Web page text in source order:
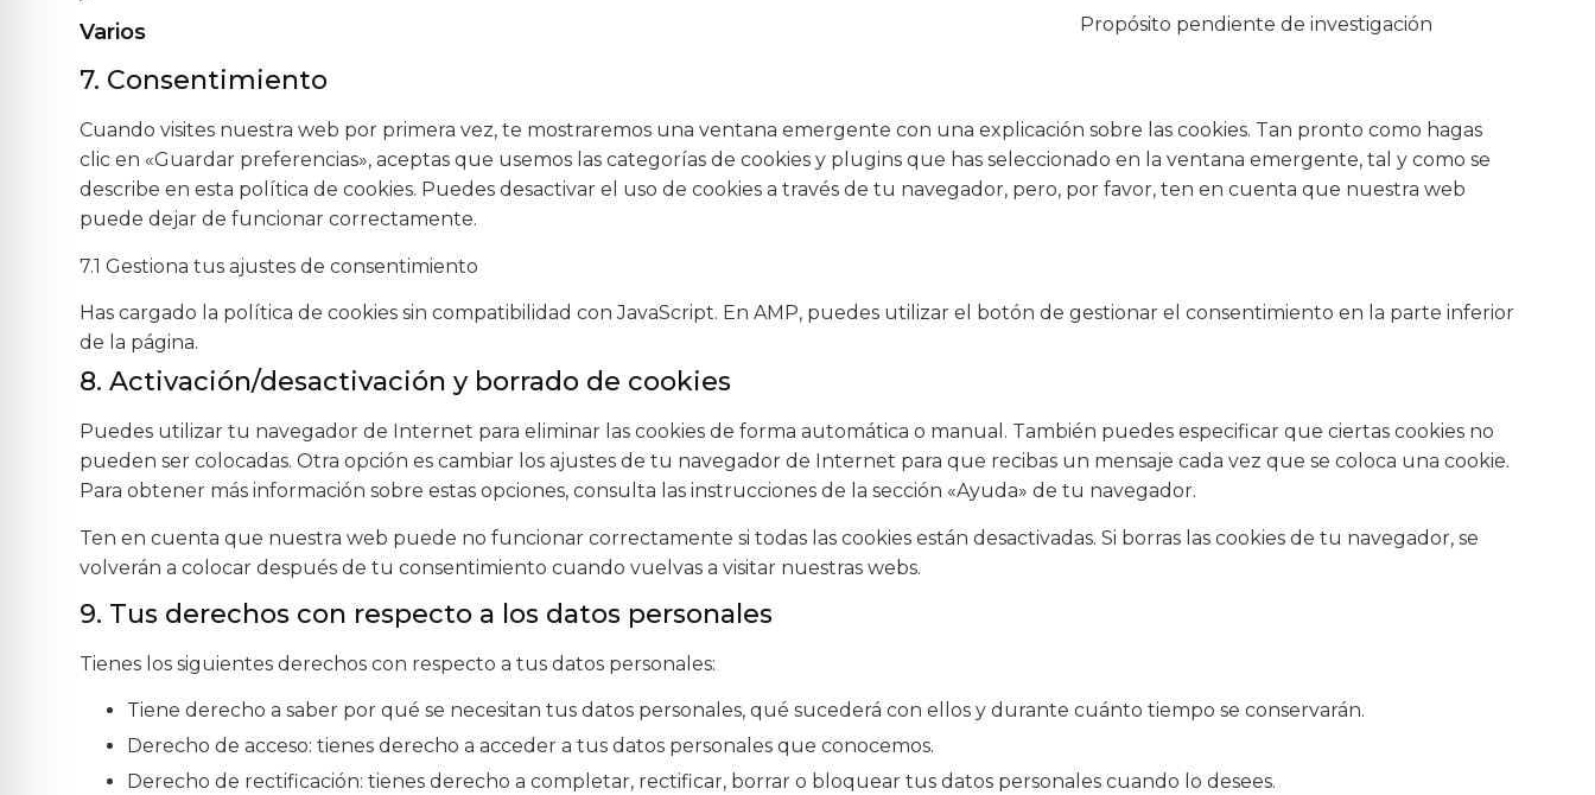
Varios Propósito pendiente de investigación
7. Consentimiento
Cuando visites nuestra web por primera vez, te mostraremos una ventana emergente con una explicación sobre las cookies. Tan pronto como hagas
clic en «Guardar preferencias», aceptas que usemos las categorías de cookies y plugins que has seleccionado en la ventana emergente, tal y como se
describe en esta política de cookies. Puedes desactivar el uso de cookies a través de tu navegador, pero, por favor, ten en cuenta que nuestra web
puede dejar de funcionar correctamente.
7.1 Gestiona tus ajustes de consentimiento
Has cargado la política de cookies sin compatibilidad con JavaScript. En AMP, puedes utilizar el botón de gestionar el consentimiento en la parte inferior
de la página.
8. Activación/desactivación y borrado de cookies
Puedes utilizar tu navegador de Internet para eliminar las cookies de forma automática o manual. También puedes especificar que ciertas cookies no
pueden ser colocadas. Otra opción es cambiar los ajustes de tu navegador de Internet para que recibas un mensaje cada vez que se coloca una cookie.
Para obtener más información sobre estas opciones, consulta las instrucciones de la sección «Ayuda» de tu navegador.
Ten en cuenta que nuestra web puede no funcionar correctamente si todas las cookies están desactivadas. Si borras las cookies de tu navegador, se
volverán a colocar después de tu consentimiento cuando vuelvas a visitar nuestras webs.
9. Tus derechos con respecto a los datos personales
Tienes los siguientes derechos con respecto a tus datos personales:
Tiene derecho a saber por qué se necesitan tus datos personales, qué sucederá con ellos y durante cuánto tiempo se conservarán.
Derecho de acceso: tienes derecho a acceder a tus datos personales que conocemos.
Derecho de rectificación: tienes derecho a completar, rectificar, borrar o bloquear tus datos personales cuando lo desees.